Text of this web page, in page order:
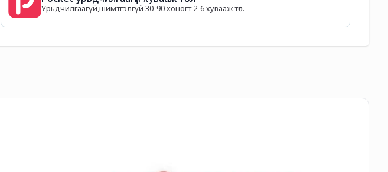
Урьдчилгаагүй,шимтгэлгүй 30-90 хоногт 2-6 хувааж төл.